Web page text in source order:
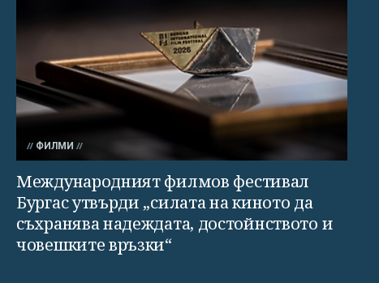
ФИЛМИ
Международният филмов фестивал
Бургас утвърди „силата на киното да
съхранява надеждата, достойнството и
човешките връзки“